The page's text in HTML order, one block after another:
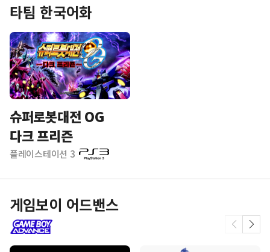
타팀 한국어화
슈퍼로봇대전 OG
다크 프리즌
플레이스테이션 3
게임보이 어드밴스